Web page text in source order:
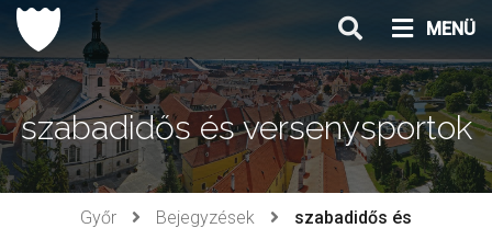
Ugrás
tartalomhoz
MENÜ
szabadidős és versenysportok
Győr Bejegyzések
szabadidős és